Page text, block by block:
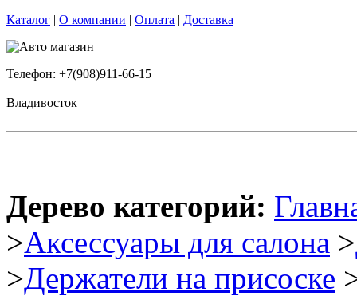
Каталог | О компании | Оплата | Доставка
Телефон: +7(908)911-66-15
Владивосток
Дерево категорий:
>Аксессуары для салона >
>Держатели на присоске